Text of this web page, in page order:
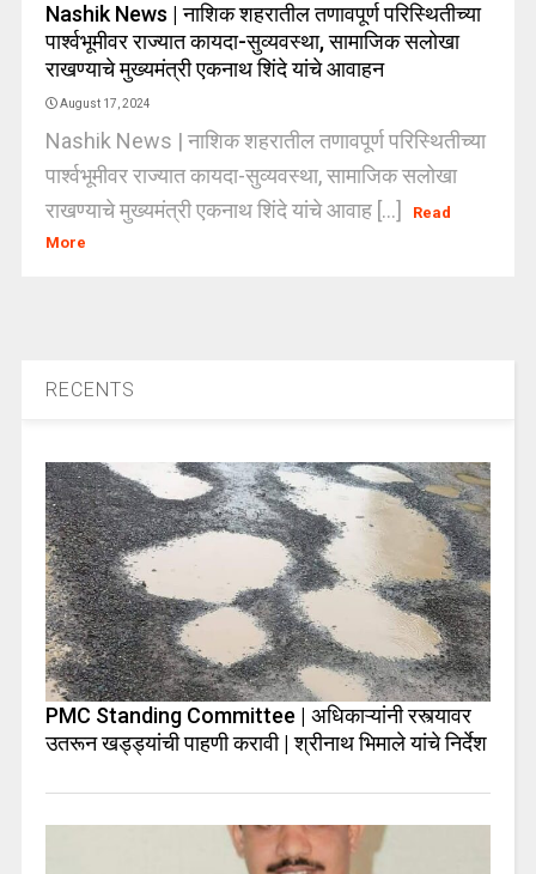
Nashik News | नाशिक शहरातील तणावपूर्ण परिस्थितीच्या
पार्श्वभूमीवर राज्यात कायदा-सुव्यवस्था, सामाजिक सलोखा
राखण्याचे मुख्यमंत्री एकनाथ शिंदे यांचे आवाहन
August 17, 2024
Nashik News | नाशिक शहरातील तणावपूर्ण परिस्थितीच्या
पार्श्वभूमीवर राज्यात कायदा-सुव्यवस्था, सामाजिक सलोखा
राखण्याचे मुख्यमंत्री एकनाथ शिंदे यांचे आवाह [...]
Read
More
RECENTS
PMC Standing Committee | अधिकाऱ्यांनी रस्त्यावर
उतरून खड्ड्यांची पाहणी करावी | श्रीनाथ भिमाले यांचे निर्देश